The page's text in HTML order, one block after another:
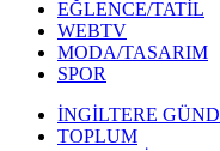
EĞLENCE/TATİL
WEBTV
MODA/TASARIM
SPOR
İNGİLTERE
TOPLUM